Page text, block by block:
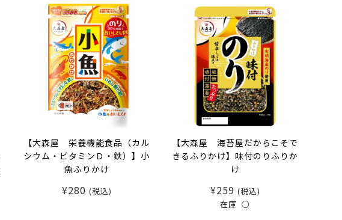
【大森屋 栄養機能食品（カル
シウム・ビタミンＤ・鉄）】小
魚ふりかけ
¥280 (税込)
【大森屋 海苔屋だからこそで
きるふりかけ】味付のりふりか
け
¥259 (税込)
在庫 ○